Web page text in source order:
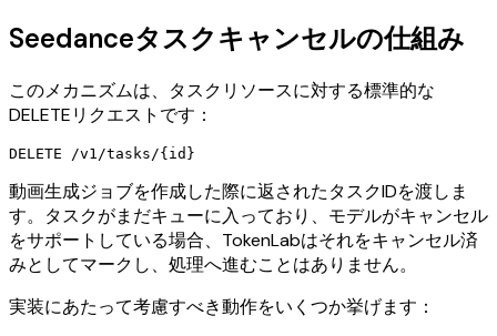
Seedanceタスクキャンセルの仕組み
このメカニズムは、タスクリソースに対する標準的な
DELETEリクエストです：
動画生成ジョブを作成した際に返されたタスクIDを渡しま
す。タスクがまだキューに入っており、モデルがキャンセル
をサポートしている場合、TokenLabはそれをキャンセル済
みとしてマークし、処理へ進むことはありません。
実装にあたって考慮すべき動作をいくつか挙げます：